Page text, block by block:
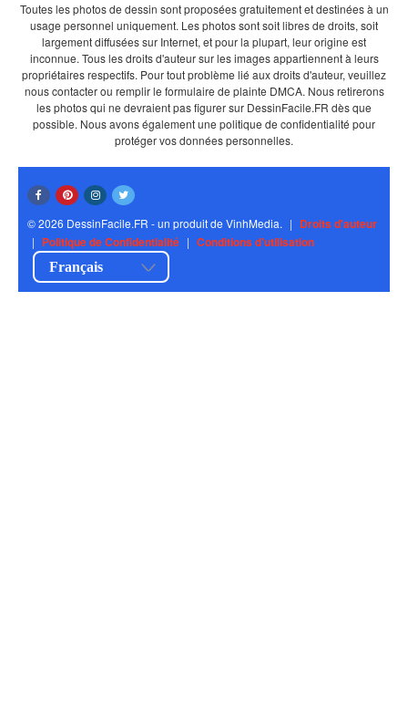
Toutes les photos de dessin sont proposées gratuitement et destinées à un
usage personnel uniquement. Les photos sont soit libres de droits, soit
largement diffusées sur Internet, et pour la plupart, leur origine est
inconnue. Tous les droits d'auteur sur les images appartiennent à leurs
propriétaires respectifs. Pour tout problème lié aux droits d'auteur, veuillez
nous contacter ou remplir le formulaire de plainte DMCA. Nous retirerons
les photos qui ne devraient pas figurer sur DessinFacile.FR dès que
possible. Nous avons également une politique de confidentialité pour
protéger vos données personnelles.
© 2026 DessinFacile.FR - un produit de VinhMedia. | Droits d'auteur
| Politique de Confidentialité | Conditions d'utilisation
Français